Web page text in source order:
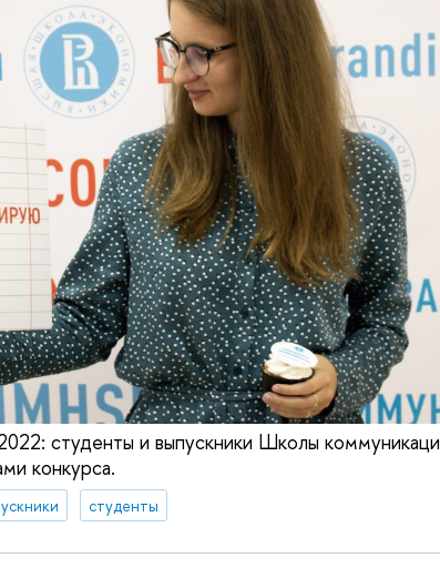
студенты и выпускники Школы
конкурса.
студенты